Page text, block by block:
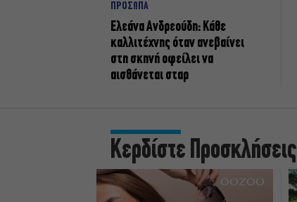
ΠΡΟΣΩΠΑ
Ελεάνα Ανδρεούδη: Κάθε
καλλιτέχνης όταν ανεβαίνει
στη σκηνή οφείλει να
αισθάνεται σταρ
Κερδίστε Προσκλήσεις